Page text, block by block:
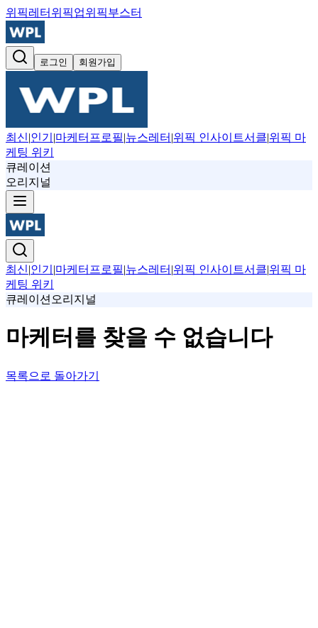
위픽레터 위픽업위픽부스터
로그인 회원가입
최신|인기 |마케터프로필|뉴스레터 |위픽 인사이트서클|위픽 마
케팅 위키
큐레이션
오리지널
최신|인기 |마케터프로필|뉴스레터 |위픽 인사이트서클|위픽 마
케팅 위키
큐레이션 오리지널
마케터를 찾을 수 없습니다
목록으로 돌아가기